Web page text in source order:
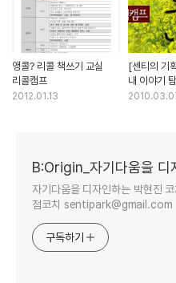
앵콜? 리콜 책쓰기 교실
리콜캠프
2012.01.13
[센티의 기
내 이야기
B:Origin_자기다움을 디
자기다움을 디자인하는 박현진
점코치 sentipark@gmail.com
구독하기